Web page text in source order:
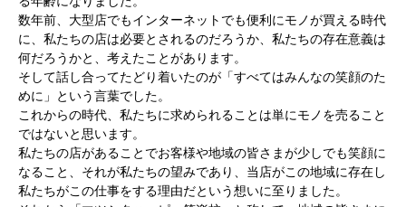
数年前、大型店でもインターネットでも便利にモノが買える時代
に、私たちの店は必要とされるのだろうか、私たちの存在意義は
何だろうかと、考えたことがあります。
そして話し合ってたどり着いたのが「すべてはみんなの笑顔のた
めに」という言葉でした。
これからの時代、私たちに求められることは単にモノを売ること
ではないと思います。
私たちの店があることでお客様や地域の皆さまが少しでも笑顔に
なること、それが私たちの望みであり、当店がこの地域に存在し
私たちがこの仕事をする理由だという想いに至りました。